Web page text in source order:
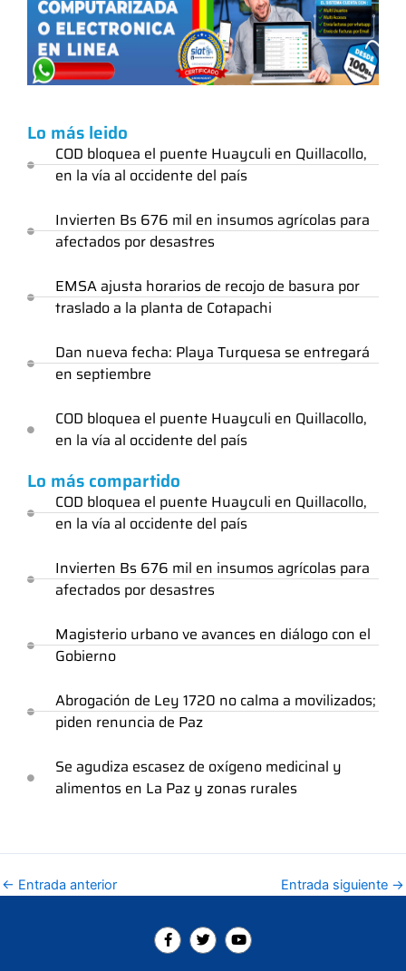
Lo más leido
COD bloquea el puente Huayculi en Quillacollo,
en la vía al occidente del país
Invierten Bs 676 mil en insumos agrícolas para
afectados por desastres
EMSA ajusta horarios de recojo de basura por
traslado a la planta de Cotapachi
Dan nueva fecha: Playa Turquesa se entregará
en septiembre
COD bloquea el puente Huayculi en Quillacollo,
en la vía al occidente del país
Lo más compartido
COD bloquea el puente Huayculi en Quillacollo,
en la vía al occidente del país
Invierten Bs 676 mil en insumos agrícolas para
afectados por desastres
Magisterio urbano ve avances en diálogo con el
Gobierno
Abrogación de Ley 1720 no calma a movilizados;
piden renuncia de Paz
Se agudiza escasez de oxígeno medicinal y
alimentos en La Paz y zonas rurales
← Entrada anterior Entrada siguiente →
F
a
c
T
w
i
Y
o
u